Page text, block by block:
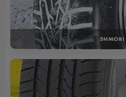
ЗИМОВІ